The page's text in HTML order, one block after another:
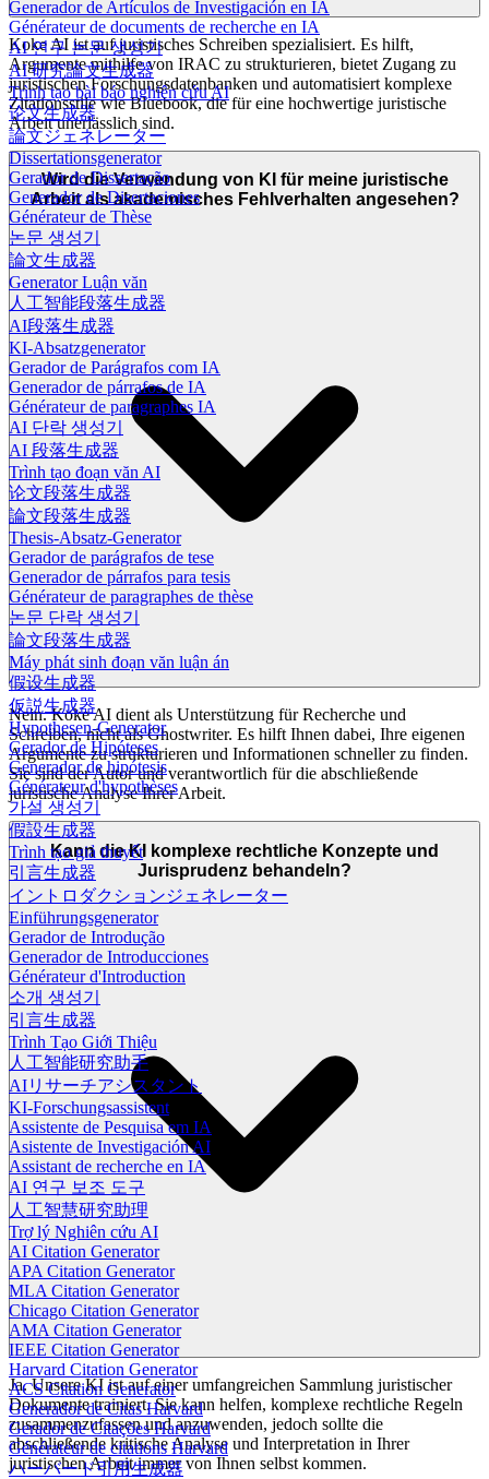
Generador de Artículos de Investigación en IA
Générateur de documents de recherche en IA
AI 연구 논문 생성기
AI 研究論文生成器
Trình tạo bài báo nghiên cứu AI
论文生成器
論文ジェネレーター
Dissertationsgenerator
Gerador de Dissertação
Generador de Disertaciones
Générateur de Thèse
논문 생성기
論文生成器
Generator Luận văn
人工智能段落生成器
AI段落生成器
KI-Absatzgenerator
Gerador de Parágrafos com IA
Generador de párrafos de IA
Générateur de paragraphes IA
AI 단락 생성기
AI 段落生成器
Trình tạo đoạn văn AI
论文段落生成器
論文段落生成器
Thesis-Absatz-Generator
Gerador de parágrafos de tese
Generador de párrafos para tesis
Générateur de paragraphes de thèse
논문 단락 생성기
論文段落生成器
Máy phát sinh đoạn văn luận án
假设生成器
仮説生成器
Hypothesen-Generator
Gerador de Hipóteses
Generador de hipótesis
Générateur d'hypothèses
가설 생성기
假設生成器
Trình tạo giả thuyết
引言生成器
イントロダクションジェネレーター
Einführungsgenerator
Gerador de Introdução
Generador de Introducciones
Générateur d'Introduction
소개 생성기
引言生成器
Trình Tạo Giới Thiệu
人工智能研究助手
AIリサーチアシスタント
KI-Forschungsassistent
Assistente de Pesquisa em IA
Asistente de Investigación AI
Assistant de recherche en IA
AI 연구 보조 도구
人工智慧研究助理
Trợ lý Nghiên cứu AI
AI Citation Generator
APA Citation Generator
MLA Citation Generator
Chicago Citation Generator
AMA Citation Generator
IEEE Citation Generator
Harvard Citation Generator
ACS Citation Generator
Generador de Citas Harvard
Gerador de Citações Harvard
Générateur de citations Harvard
ハーバード引用生成器
Koke AI ist auf juristisches Schreiben spezialisiert. Es hilft,
Argumente mithilfe von IRAC zu strukturieren, bietet Zugang zu
juristischen Forschungsdatenbanken und automatisiert komplexe
Zitationsstile wie Bluebook, die für eine hochwertige juristische
Arbeit unerlässlich sind.
Wird die Verwendung von KI für meine juristische
Arbeit als akademisches Fehlverhalten angesehen?
Nein. Koke AI dient als Unterstützung für Recherche und
Schreiben, nicht als Ghostwriter. Es hilft Ihnen dabei, Ihre eigenen
Argumente zu strukturieren und Informationen schneller zu finden.
Sie sind der Autor und verantwortlich für die abschließende
juristische Analyse Ihrer Arbeit.
Kann die KI komplexe rechtliche Konzepte und
Jurisprudenz behandeln?
Ja. Unsere KI ist auf einer umfangreichen Sammlung juristischer
Dokumente trainiert. Sie kann helfen, komplexe rechtliche Regeln
zusammenzufassen und anzuwenden, jedoch sollte die
abschließende kritische Analyse und Interpretation in Ihrer
juristischen Arbeit immer von Ihnen selbst kommen.